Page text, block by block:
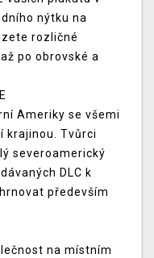
nýtku na
rozličné
po obrovské a
Ameriky se všemi
krajinou. Tvůrci
severoamerický
DLC k
především
na místním